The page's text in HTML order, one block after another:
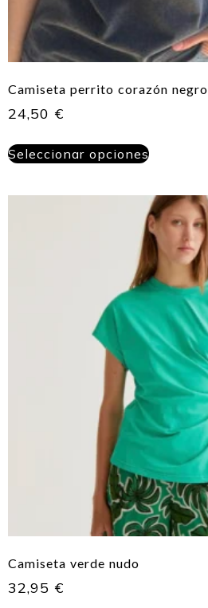
Camiseta perrito corazón negro
24,50 €
Seleccionar opciones
Camiseta verde nudo
32,95 €